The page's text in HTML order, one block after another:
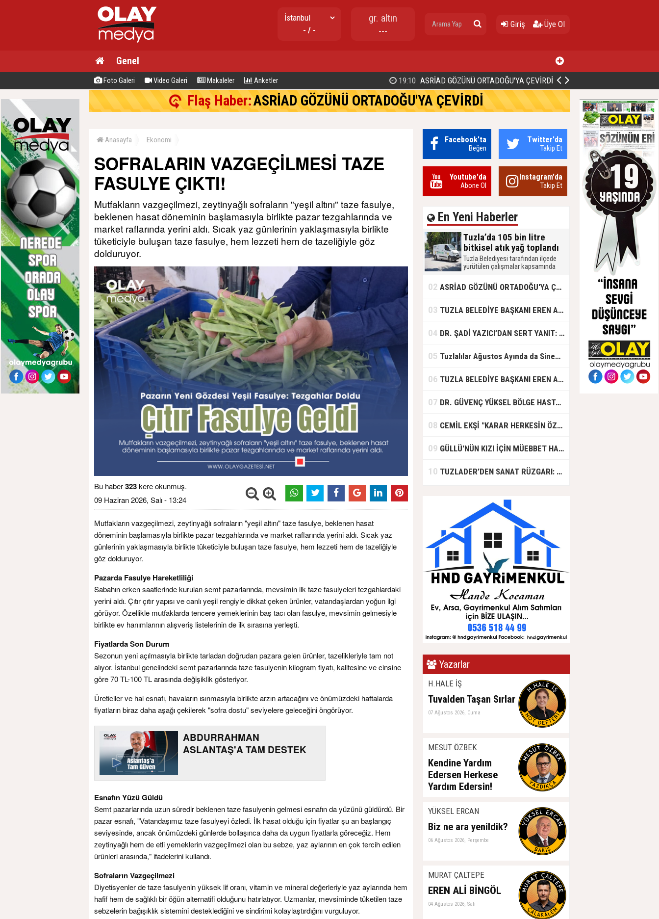
- / -
gr. altın
---
Giriş Üye Ol
Genel
Foto Galeri Video Galeri Makaleler Anketler 19:10 ASRİAD GÖZÜNÜ ORTADOĞU'YA ÇEVİRDİ
Flaş Haber:ASRİAD GÖZÜNÜ ORTADOĞU'YA ÇEVİRDİ
Anasayfa Ekonomi
SOFRALARIN VAZGEÇİLMESİ TAZE
FASULYE ÇIKTI!
Mutfakların vazgeçilmezi, zeytinyağlı sofraların "yeşil altını" taze fasulye,
beklenen hasat döneminin başlamasıyla birlikte pazar tezgahlarında ve
market raflarında yerini aldı. Sıcak yaz günlerinin yaklaşmasıyla birlikte
tüketiciyle buluşan taze fasulye, hem lezzeti hem de tazeliğiyle göz
dolduruyor.
Bu haber323kere okunmuş.
09 Haziran 2026, Salı - 13:24
Mutfakların vazgeçilmezi, zeytinyağlı sofraların "yeşil altını" taze fasulye, beklenen hasat
döneminin başlamasıyla birlikte pazar tezgahlarında ve market raflarında yerini aldı. Sıcak yaz
günlerinin yaklaşmasıyla birlikte tüketiciyle buluşan taze fasulye, hem lezzeti hem de tazeliğiyle
göz dolduruyor.
Pazarda Fasulye Hareketliliği
Sabahın erken saatlerinde kurulan semt pazarlarında, mevsimin ilk taze fasulyeleri tezgahlardaki
yerini aldı. Çıtır çıtır yapısı ve canlı yeşil rengiyle dikkat çeken ürünler, vatandaşlardan yoğun ilgi
görüyor. Özellikle mutfaklarda tencere yemeklerinin baş tacı olan fasulye, mevsimin gelmesiyle
birlikte ev hanımlarının alışveriş listelerinin de ilk sırasına yerleşti.
Fiyatlarda Son Durum
Sezonun yeni açılmasıyla birlikte tarladan doğrudan pazara gelen ürünler, tazelikleriyle tam not
alıyor. İstanbul genelindeki semt pazarlarında taze fasulyenin kilogram fiyatı, kalitesine ve cinsine
göre 70 TL-100 TL arasında değişiklik gösteriyor.
Üreticiler ve hal esnafı, havaların ısınmasıyla birlikte arzın artacağını ve önümüzdeki haftalarda
fiyatların biraz daha aşağı çekilerek "sofra dostu" seviyelere geleceğini öngörüyor.
ABDURRAHMAN
ASLANTAŞ'A TAM DESTEK
Esnafın Yüzü Güldü
Semt pazarlarında uzun süredir beklenen taze fasulyenin gelmesi esnafın da yüzünü güldürdü. Bir
pazar esnafı, "Vatandaşımız taze fasulyeyi özledi. İlk hasat olduğu için fiyatlar şu an başlangıç
seviyesinde, ancak önümüzdeki günlerde bollaşınca daha da uygun fiyatlarla göreceğiz. Hem
zeytinyağlı hem de etli yemeklerin vazgeçilmezi olan bu sebze, yaz aylarının en çok tercih edilen
ürünleri arasında," ifadelerini kullandı.
Sofraların Vazgeçilmezi
Diyetisyenler de taze fasulyenin yüksek lif oranı, vitamin ve mineral değerleriyle yaz aylarında hem
hafif hem de sağlıklı bir öğün alternatifi olduğunu hatırlatıyor. Uzmanlar, mevsiminde tüketilen taze
sebzelerin bağışıklık sistemini desteklediğini ve sindirimi kolaylaştırdığını vurguluyor.
Facebook'ta
Beğen
Twitter'da
Takip Et
Youtube'da
Abone Ol
Instagram'da
Takip Et
En Yeni Haberler
Tuzla’da 105 bin litre
bitkisel atık yağ toplandı
Tuzla Belediyesi tarafından ilçede
yürütülen çalışmalar kapsamında
yağ toplandı. Muhtarlık, okul, mahalle
merkezi, mobil atık getirme merkezi,
yağlar, biodizel üretiminde
kullanılmak üzere geri dönüşüme
02 ASRİAD GÖZÜNÜ ORTADOĞU'YA ÇEVİRDİ
03 TUZLA BELEDİYE BAŞKANI EREN ALİ BİNGÖL’DEN İBB’YE SORULAR: "O ZAMAN NEDEN GÖRMEDİNİZ?
04 DR. ŞADİ YAZICI’DAN SERT YANIT: "TUZLA’YA YÖNELİK KİN VE HIRSIN TUTARSIZLIKLAR MANZUMESİ"
05 Tuzlalılar Ağustos Ayında da Sinemaya Doyacak
06 TUZLA BELEDİYE BAŞKANI EREN ALİ BİNGÖL'DEN İBB BAŞKAN VEKİLİ NURİ ASLAN'A SERT CEVAP
07 DR. GÜVENÇ YÜKSEL BÖLGE HASTANESİ'NDE ÇALIŞMAYA BAŞLADI
08 CEMİL EKŞİ "KARAR HERKESİN ÖZGÜRLÜĞÜ"
09 GÜLLÜ'NÜN KIZI İÇİN MÜEBBET HAPİS CEZASI İSTENDİ!
10 TUZLADER’DEN SANAT RÜZGARI: ŞARKILAR TUZLA İÇİN SÖYLENDİ
Yazarlar
H.HALE İŞ
Tuvalden Taşan Sırlar
07 Ağustos 2026, Cuma
MESUT ÖZBEK
Kendine Yardım
Edersen Herkese
Yardım Edersin!
YÜKSEL ERCAN
Biz ne ara yenildik?
06 Ağustos 2026, Perşembe
MURAT ÇALTEPE
EREN ALİ BİNGÖL
04 Ağustos 2026, Salı